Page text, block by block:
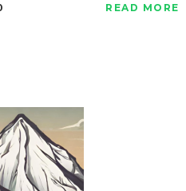
READ MORE